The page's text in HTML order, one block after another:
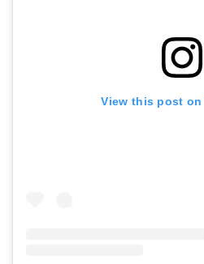
View this post on